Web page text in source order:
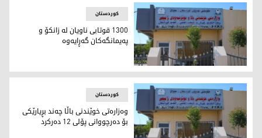
وەزارەتی خوێندنی باڵا
کوردستان
1300 قوتابی ناویان له‌ زانكۆ و
په‌یمانگه‌كان گه‌ڕایه‌وه‌
کوردستان
وه‌زاره‌تی خوێندنی باڵا چه‌ند بڕیارێكی
بۆ ده‌رچووانی پۆلی 12 ده‌ركرد